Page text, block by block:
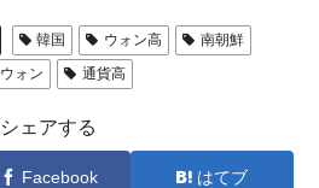
韓国 ウォン高
南朝鮮
ウォン 通貨高
シェアする
Facebook はてブ